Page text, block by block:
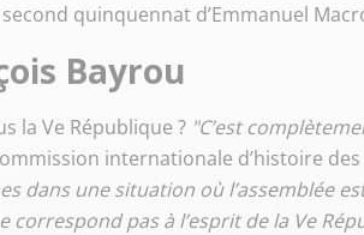
quinquennat d’Emmanuel
Bayrou
la Ve République ? "C’est
internationale d’histoire
dans une situation où l’assemblée
correspond pas à l’esprit de la Ve